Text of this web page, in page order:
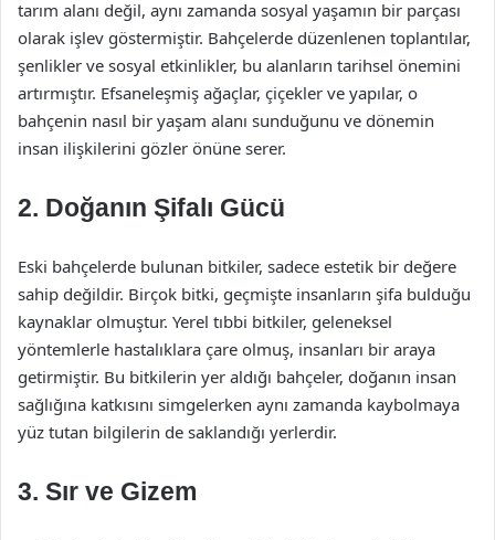
tarım alanı değil, aynı zamanda sosyal yaşamın bir parçası
olarak işlev göstermiştir. Bahçelerde düzenlenen toplantılar,
şenlikler ve sosyal etkinlikler, bu alanların tarihsel önemini
artırmıştır. Efsaneleşmiş ağaçlar, çiçekler ve yapılar, o
bahçenin nasıl bir yaşam alanı sunduğunu ve dönemin
insan ilişkilerini gözler önüne serer.
2. Doğanın Şifalı Gücü
Eski bahçelerde bulunan bitkiler, sadece estetik bir değere
sahip değildir. Birçok bitki, geçmişte insanların şifa bulduğu
kaynaklar olmuştur. Yerel tıbbi bitkiler, geleneksel
yöntemlerle hastalıklara çare olmuş, insanları bir araya
getirmiştir. Bu bitkilerin yer aldığı bahçeler, doğanın insan
sağlığına katkısını simgelerken aynı zamanda kaybolmaya
yüz tutan bilgilerin de saklandığı yerlerdir.
3. Sır ve Gizem